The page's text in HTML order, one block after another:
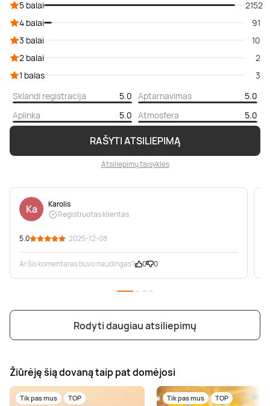
RAŠYTI ATSILIEPIMĄ
Atsiliepimų taisyklės
5 balai
2152
4 balai
91
3 balai
10
2 balai
2
1 balas
3
Sklandi registracija
5.0 Aptarnavimas
5.0
Aplinka
5.0 Atmosfera 5.0
Ka
Karolis
Registruotas klientas
5.0 · 2025-12-08
Ar šis komentaras buvo naudingas? 0 0
Rodyti daugiau atsiliepimų
Žiūrėję šią dovaną taip pat domėjosi
Tik pas mus TOP Tik pas mus TOP